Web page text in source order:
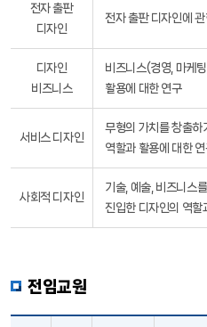
전자 출판
디자인
전자 출판 디자인에
디자인
비즈니스
비즈니스(경영, 마케
활용에 대한 연구
서비스 디자인
무형의 가치를 창출하
역할과 활용에 대한 연
사회적 디자인
기술, 예술, 비즈니스
진입한 디자인의 역할
전임교원